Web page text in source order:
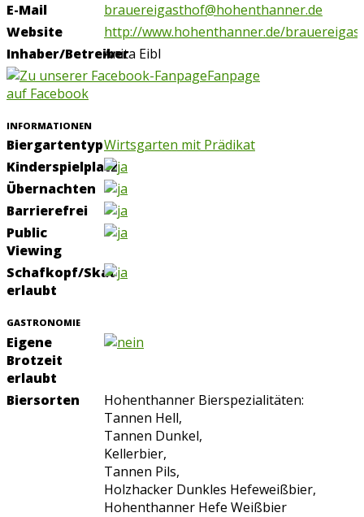
E-Mail
brauereigasthof@hohenthanner.de
Website
http://www.hohenthanner.de/
Inhaber/BetreiberAnita Eibl
Fanpage
auf Facebook
INFORMATIONEN
BiergartentypWirtsgarten mit Prädikat
Kinderspielplatz
Übernachten
Barrierefrei
Public
Viewing
Schafkopf/Skat
erlaubt
GASTRONOMIE
Eigene
Brotzeit
erlaubt
Biersorten
Hohenthanner Bierspezialitäten:
Tannen Hell,
Tannen Dunkel,
Kellerbier,
Tannen Pils,
Holzhacker Dunkles Hefeweißbier,
Hohenthanner Hefe Weißbier